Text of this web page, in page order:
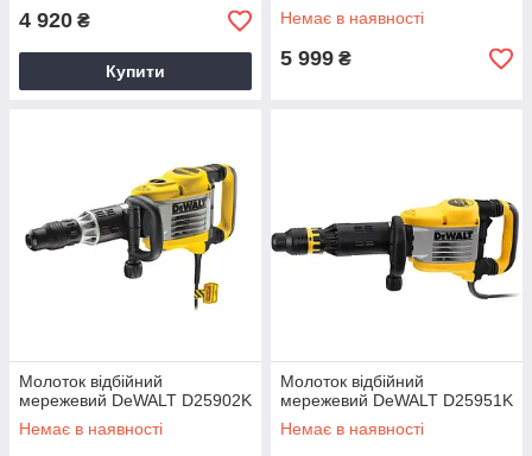
4 920 ₴
Купити
Немає в наявності
5 999 ₴
Молоток відбійний
мережевий DeWALT D25902K
Немає в наявності
Молоток відбійний
мережевий DeWALT D25951K
Немає в наявності